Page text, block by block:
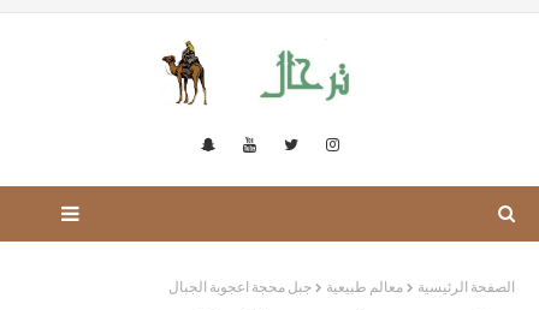
الصفحة الرئيسية معالم طبيعية جبل محجة اعجوبة الجبال